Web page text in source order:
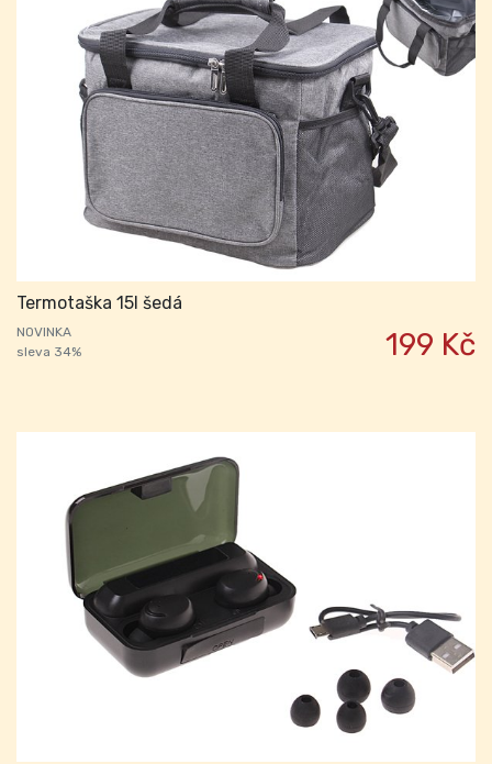
Termotaška 15l šedá
NOVINKA
sleva 34%
199 Kč